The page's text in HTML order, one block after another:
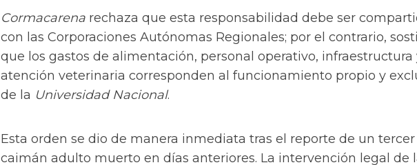
Cormacarena rechaza que esta responsabilidad debe ser
con las Corporaciones Autónomas Regionales; por el contrario,
que los gastos de alimentación, personal operativo, infraestructura
atención veterinaria corresponden al funcionamiento propio y
de la Universidad Nacional.
Esta orden se dio de manera inmediata tras el reporte de un tercer
caimán adulto muerto en días anteriores. La intervención legal de